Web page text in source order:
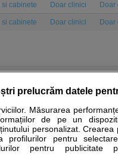
cabinete Doar clinici Doar
cabinete Doar clinici Doar
Stiri medicale
si educational. Ele nu pot
sa consultati fie
prelucrăm datele
Măsurarea
de pe un
personalizat. Crearea
profilurilor pentru
pentru publicitate